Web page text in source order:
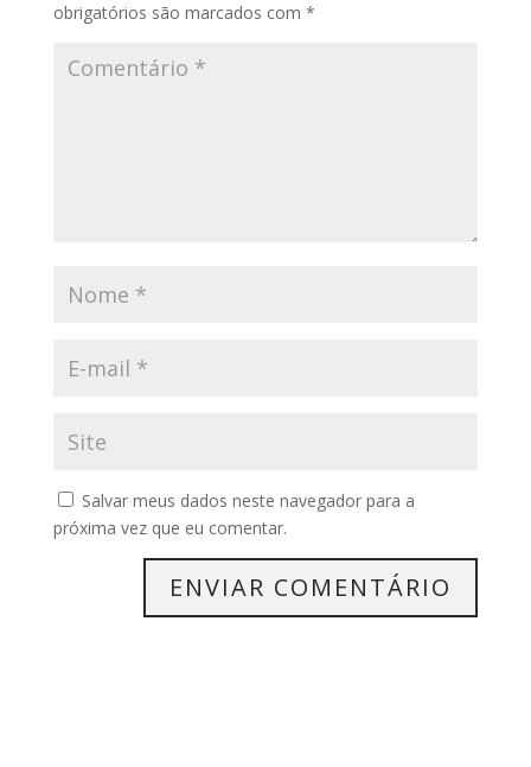
obrigatórios são marcados com *
Salvar meus dados neste navegador para a
próxima vez que eu comentar.